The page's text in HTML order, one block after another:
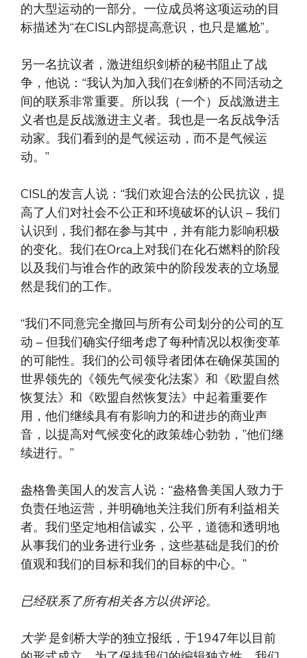
的大型运动的一部分。一位成员将这项运动的目
标描述为“在CISL内部提高意识，也只是尴尬”。
另一名抗议者，激进组织剑桥的秘书阻止了战
争，他说：“我认为加入我们在剑桥的不同活动之
间的联系非常重要。所以我（一个）反战激进主
义者也是反战激进主义者。我也是一名反战争活
动家。我们看到的是气候运动，而不是气候运
动。”
CISL的发言人说：“我们欢迎合法的公民抗议，提
高了人们对社会不公正和环境破坏的认识 – 我们
认识到，我们都在参与其中，并有能力影响积极
的变化。我们在Orca上对我们在化石燃料的阶段
以及我们与谁合作的政策中的阶段发表的立场显
然是我们的工作。
“我们不同意完全撤回与所有公司划分的公司的互
动 – 但我们确实仔细考虑了每种情况以权衡变革
的可能性。我们的公司领导者团体在确保英国的
世界领先的《领先气候变化法案》和《欧盟自然
恢复法》和《欧盟自然恢复法》中起着重要作
用，他们继续具有有影响力的和进步的商业声
音，以提高对气候变化的政策雄心勃勃，”他们继
续进行。”
盎格鲁美国人的发言人说：“盎格鲁美国人致力于
负责任地运营，并明确地关注我们所有利益相关
者。我们坚定地相信诚实，公平，道德和透明地
从事我们的业务进行业务，这些基础是我们的价
值观和我们的目标和我们的目标的中心。”
已经联系了所有相关各方以供评论。
大学是剑桥大学的独立报纸，于1947年以目前